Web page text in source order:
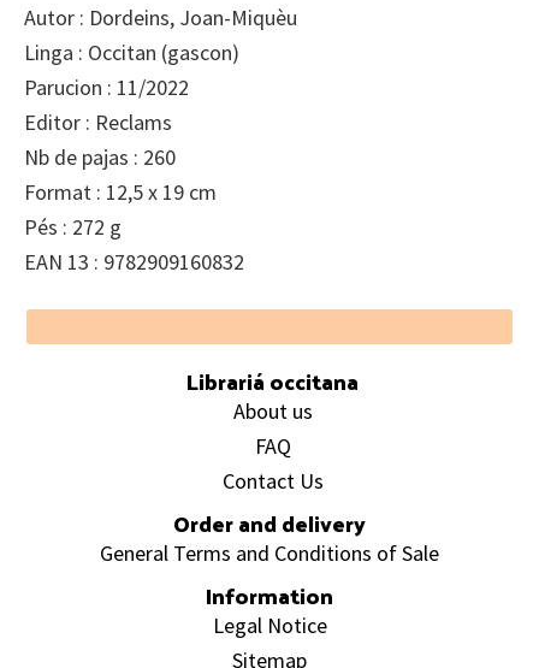
Autor : Dordeins, Joan-Miquèu
Linga : Occitan (gascon)
Parucion : 11/2022
Editor : Reclams
Nb de pajas : 260
Format : 12,5 x 19 cm
Pés : 272 g
EAN 13 : 9782909160832
Footer
Librariá occitana
About us
FAQ
Contact Us
Order and delivery
General Terms and Conditions of Sale
Information
Legal Notice
Sitemap